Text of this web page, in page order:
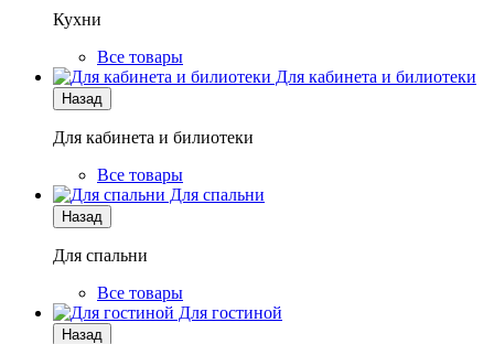
Кухни
Все товары
Для кабинета и билиотеки
Назад
Для кабинета и билиотеки
Все товары
Для спальни
Назад
Для спальни
Все товары
Для гостиной
Назад